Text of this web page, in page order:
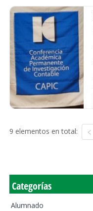
9 elementos en total:
Categorías
Alumnado